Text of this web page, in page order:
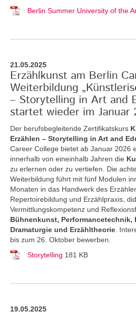
Berlin Summer University of the
21.05.2025
Erzählkunst am Berlin
Weiterbildung
– Storytelling in Art and
startet wieder im Januar
Der berufsbegleitende Zertifikatskurs
Erzählen – Storytelling in Art and
Career College bietet ab Januar 2026
innerhalb von eineinhalb Jahren die
zu erlernen oder zu vertiefen. Die
Weiterbildung führt mit fünf Modulen
Monaten in das Handwerk des
Repertoirebildung und Erzählpraxis,
Vermittlungskompetenz und
Bühnenkunst, Performancetechnik,
Dramaturgie und Erzähltheorie .
bis zum 26. Oktober bewerben.
Storytelling 181 KB
19.05.2025